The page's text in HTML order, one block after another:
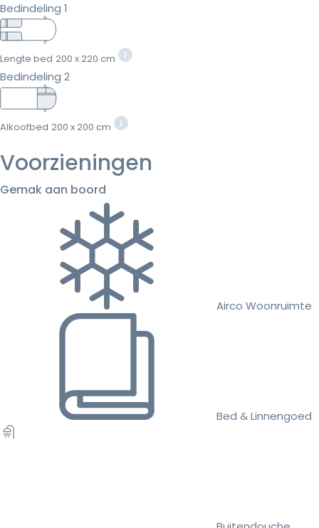
Bedindeling 1
Lengte bed 200 x 220 cm
Bedindeling 2
Alkoofbed 200 x 200 cm
Voorzieningen
Gemak aan boord
Airco Woonruimte
Bed & Linnengoed